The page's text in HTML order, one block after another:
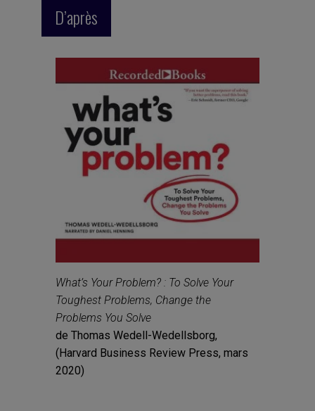
D’après
What’s Your Problem? : To Solve Your
Toughest Problems, Change the
Problems You Solve
de Thomas Wedell-Wedellsborg,
(Harvard Business Review Press, mars
2020)